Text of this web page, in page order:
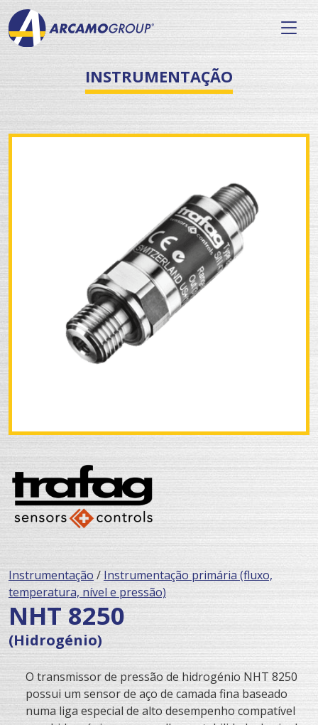
INSTRUMENTAÇÃO
Instrumentação / Instrumentação primária (fluxo,
temperatura, nível e pressão)
NHT 8250
(Hidrogénio)
O transmissor de pressão de hidrogénio NHT 8250
possui um sensor de aço de camada fina baseado
numa liga especial de alto desempenho compatível